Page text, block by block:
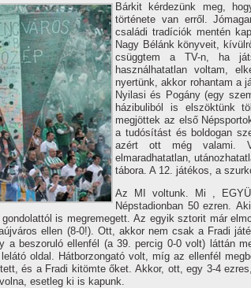
Bárkit kérdezünk meg,
története van erről.
családi tradí­ciók mentén
Nagy Bélánk könyveit,
csüggtem a TV-n, ha
használhatatlan voltam,
nyertünk, akkor rohantam a
Nyilasi és Pogány (egy
házibuliból is elszöktünk
megjöttek az első
a tudósí­tást és boldogan
azért ott még valami.
elmaradhatatlan,
tábora. A 12. játékos, a
Az MI voltunk. Mi ,
Népstadionban 50 ezren.
is megremegett. Az egyik sztorit már
ellen (8-0!). Ott, akkor nem csak a Fradi
a beszoruló ellenfél (a 39. percig 0-0 volt) láttán
oldal. Hátborzongató volt, mí­g az ellenfél
és a Fradi kitömte őket. Akkor, ott, egy 3-4
esetleg ki is kapunk.